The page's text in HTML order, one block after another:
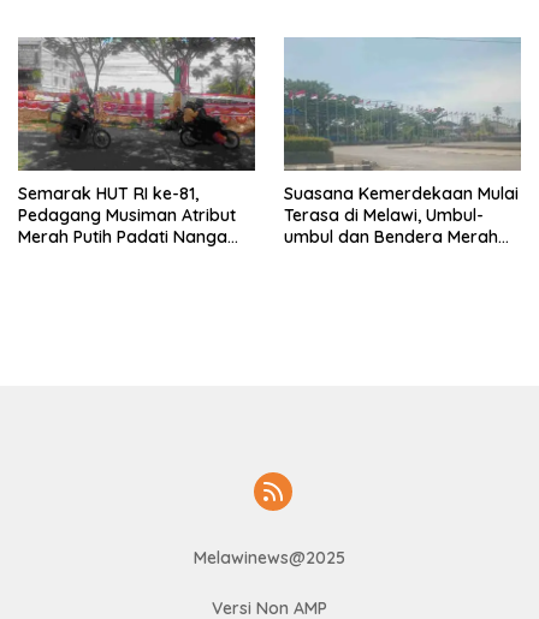
Semarak HUT RI ke-81,
Pedagang Musiman Atribut
Merah Putih Padati Nanga
Suasana Kemerdekaan Mulai
Terasa di Melawi, Umbul-
umbul dan Bendera Merah
Melawinews@2025
Versi Non AMP